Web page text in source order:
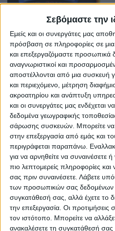
Σεβόμαστε την
Εμείς και οι συνεργάτες μας
πρόσβαση σε πληροφορίες σε
και επεξεργαζόμαστε προσωπικά
αναγνωριστικοί και
αποστέλλονται από μια συσκευή
και περιεχόμενο, μέτρηση
ακροατηρίου και ανάπτυξη
και οι συνεργάτες μας ενδέχεται
δεδομένα γεωγραφικής
σάρωσης συσκευών. Μπορείτε να
στην επεξεργασία από εμάς και
περιγράφεται παραπάνω.
για να αρνηθείτε να
πιο λεπτομερείς πληροφορίες και
σας πριν συναινέσετε. Λάβετε
των προσωπικών σας δεδομένων
συγκατάθεσή σας, αλλά έχετε το
την επεξεργασία. Οι προτιμήσεις
τον ιστότοπο. Μπορείτε να
ανακαλέσετε τη συγκατάθεσή
ΑΝΙΧΝΕΥΤΗΣ
Θεσσαλονίκη
πλήρως αυτόματος για όλα τα
είδη μεταλλικών
Τετάρτη, 05 Αύγ 2026
€ 490